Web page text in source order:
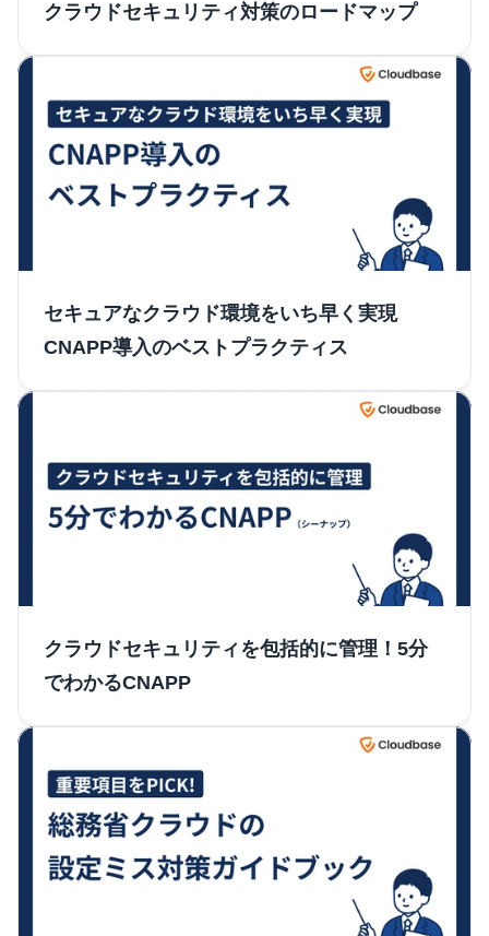
クラウドセキュリティ対策のロードマップ
セキュアなクラウド環境をいち早く実現
CNAPP導入のベストプラクティス
クラウドセキュリティを包括的に管理！5分
でわかるCNAPP